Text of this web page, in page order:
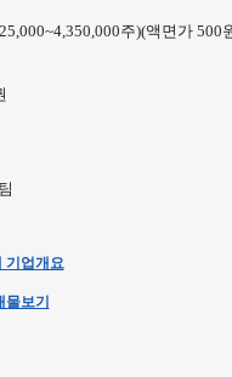
주)(액면가 500
기업개요
물보기